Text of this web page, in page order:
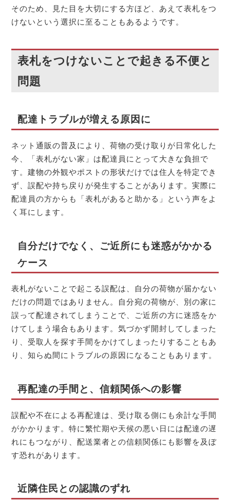
そのため、見た目を大切にする方ほど、あえて表札をつ
けないという選択に至ることもあるようです。
表札をつけないことで起きる不便と
問題
配達トラブルが増える原因に
ネット通販の普及により、荷物の受け取りが日常化した
今、「表札がない家」は配達員にとって大きな負担で
す。建物の外観やポストの形状だけでは住人を特定でき
ず、誤配や持ち戻りが発生することがあります。実際に
配達員の方からも「表札があると助かる」という声をよ
く耳にします。
自分だけでなく、ご近所にも迷惑がかかる
ケース
表札がないことで起こる誤配は、自分の荷物が届かない
だけの問題ではありません。自分宛の荷物が、別の家に
誤って配達されてしまうことで、ご近所の方に迷惑をか
けてしまう場合もあります。気づかず開封してしまった
り、受取人を探す手間をかけてしまったりすることもあ
り、知らぬ間にトラブルの原因になることもあります。
再配達の手間と、信頼関係への影響
誤配や不在による再配達は、受け取る側にも余計な手間
がかかります。特に繁忙期や天候の悪い日には配達の遅
れにもつながり、配送業者との信頼関係にも影響を及ぼ
す恐れがあります。
近隣住民との認識のずれ